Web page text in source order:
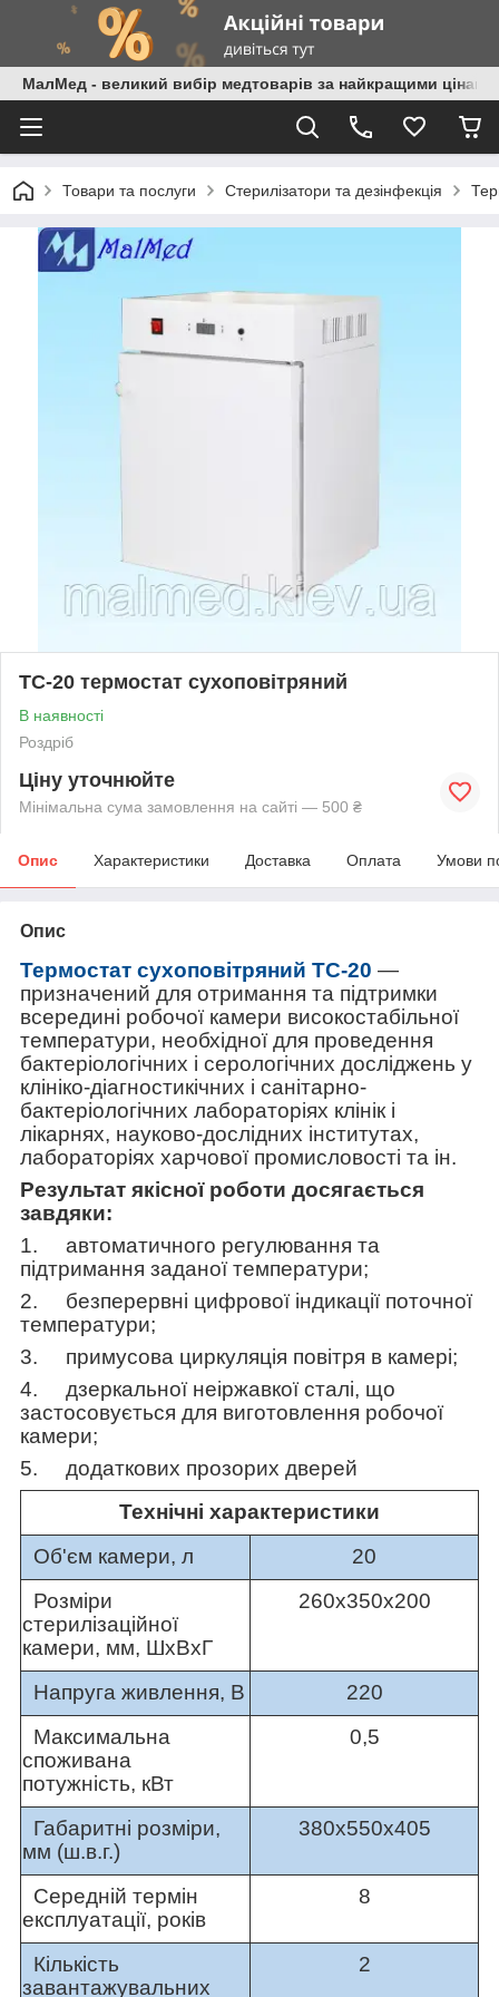
МалМед - великий вибір медтоварів за найкращими цінами
Товари та послуги Стерилізатори та дезінфекція
ТС-20 термостат сухоповітряний
В наявності
Роздріб
Ціну уточнюйте
Мінімальна сума замовлення на сайті — 500 ₴
Опис Характеристики Доставка Оплата Умови
Опис
Термостат сухоповітряний ТС-20 —
призначений для отримання та підтримки
всередині робочої камери високостабільної
температури, необхідної для проведення
бактеріологічних і серологічних досліджень у
клініко-діагностикічних і санітарно-
бактеріологічних лабораторіях клінік і
лікарнях, науково-дослідних інститутах,
лабораторіях харчової промисловості та ін.
Результат якісної роботи досягається
завдяки:
1.
автоматичного регулювання та
підтримання заданої температури;
2.
безперервні цифрової індикації поточної
температури;
3.
примусова циркуляція повітря в камері;
4.
дзеркальної неіржавкої сталі, що
застосовується для виготовлення робочої
камери;
5.
додаткових прозорих дверей
Технічні характеристики
Об'єм камери, л
20
Розміри
стерилізаційної
камери, мм, ШхВхГ
260х350х200
Напруга живлення, В
220
Максимальна
споживана
потужність, кВт
0,5
Габаритні розміри,
мм (ш.в.г.)
380х550х405
Середній термін
експлуатації, років
8
Кількість
завантажувальних
2